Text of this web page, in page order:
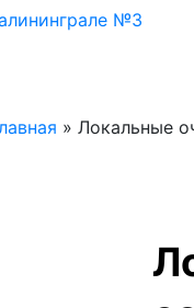
» Локальные